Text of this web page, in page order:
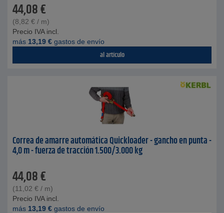
44,08€
(8,82 € / m)
Precio IVA incl.
más 13,19 € gastos de envío
al artículo
Correa de amarre automática Quickloader - gancho en punta -
4,0 m - fuerza de tracción 1.500/3.000 kg
44,08€
(11,02 € / m)
Precio IVA incl.
más 13,19 € gastos de envío